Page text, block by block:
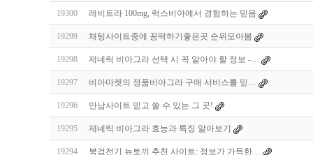
19300 레비트라 100mg, 럭스비아에서 경험하는 믿음
19299 채팅사이트중에 꽁떡하기좋은곳 순위모아봄
19298 제네릭 비아그라 선택 시 꼭 알아야 할 정보 -…
19297 비아마켓의 정품비아그라 구매 서비스를 믿…
19296 만남사이트 믿고 쓸 수 있는 그 곳!
19295 제네릭 비아그라 효능과 특징 알아보기
19294 북검전기 뉴토끼 추천 사이트: 정보가 가득한…